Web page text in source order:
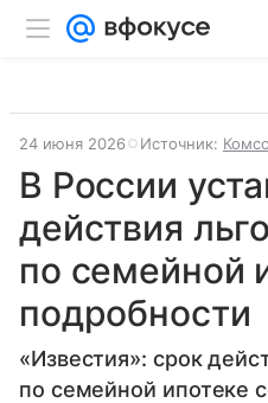
24 июня 2026 Источник:
В России
действия
по семейной
подробности
«Известия»: срок
по семейной ипотеке